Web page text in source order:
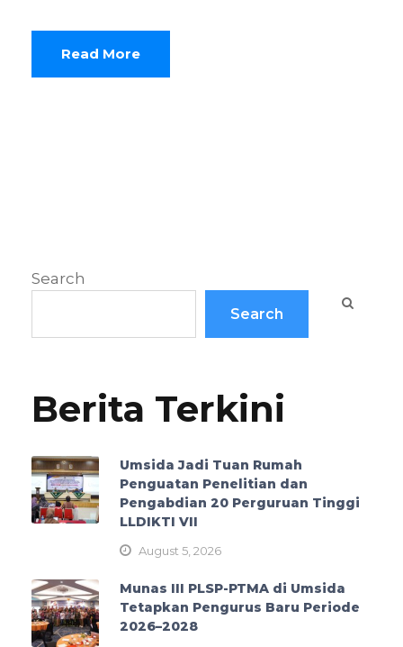
Read More
Search
Search
Berita Terkini
Umsida Jadi Tuan Rumah
Penguatan Penelitian dan
Pengabdian 20 Perguruan Tinggi
LLDIKTI VII
August 5, 2026
Munas III PLSP-PTMA di Umsida
Tetapkan Pengurus Baru Periode
2026–2028